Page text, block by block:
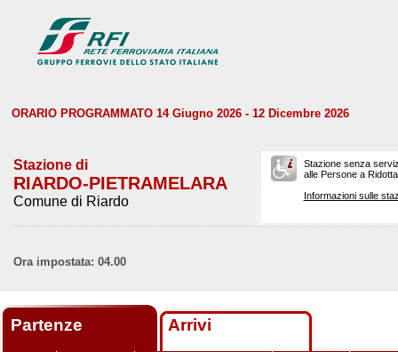
ORARIO PROGRAMMATO 14 Giugno 2026 - 12 Dicembre 2026
Stazione di
RIARDO-PIETRAMELARA
Comune di Riardo
Stazione senza
alle Persone a
Informazioni sulle
Ora impostata: 04.00
Partenze Arrivi